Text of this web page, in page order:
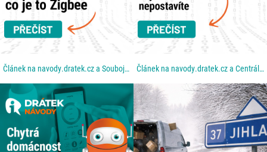
Článek na navody.dratek.cz a Souboj technologií: Proč Wi-Fi nestačí a co je to Zigbee. Odkaz také v... Článek na navody.dratek.cz a Centrální mozek: Co je to Hub a proč bez něj chytrou domácnost...